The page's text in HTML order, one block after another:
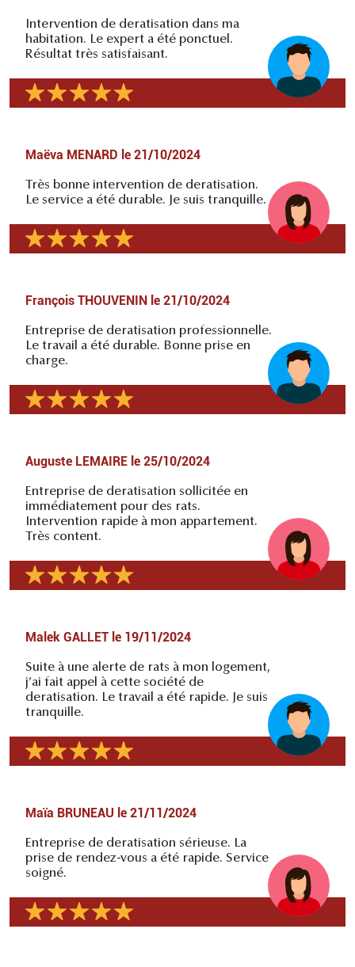
Intervention de deratisation dans ma
habitation. Le expert a été ponctuel.
Résultat très satisfaisant.
Maëva MENARD le 21/10/2024
Très bonne intervention de deratisation.
Le service a été durable. Je suis tranquille.
François THOUVENIN le 21/10/2024
Entreprise de deratisation professionnelle.
Le travail a été durable. Bonne prise en
charge.
Auguste LEMAIRE le 25/10/2024
Entreprise de deratisation sollicitée en
immédiatement pour des rats.
Intervention rapide à mon appartement.
Très content.
Malek GALLET le 19/11/2024
Suite à une alerte de rats à mon logement,
j’ai fait appel à cette société de
deratisation. Le travail a été rapide. Je suis
tranquille.
Maïa BRUNEAU le 21/11/2024
Entreprise de deratisation sérieuse. La
prise de rendez-vous a été rapide. Service
soigné.